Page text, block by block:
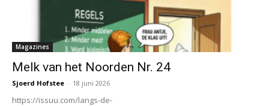
Magazines
Melk van het Noorden Nr. 24
Sjoerd Hofstee - 18 juni 2026
https://issuu.com/langs-de-